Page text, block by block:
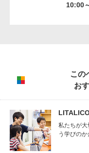
10:00
この
お
私たちが
う学びのか